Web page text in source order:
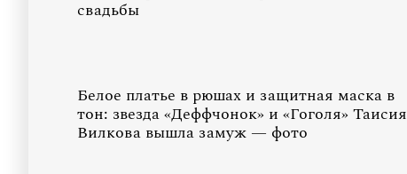
свадьбы
Белое платье в рюшах и защитная маска в
тон: звезда «Деффчонок» и «Гоголя» Таисия
Вилкова вышла замуж — фото